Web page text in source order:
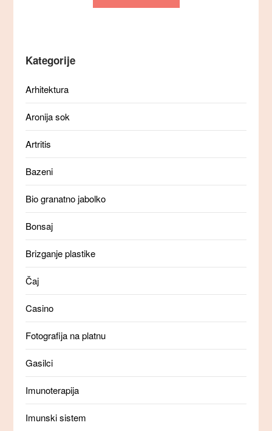
Kategorije
Arhitektura
Aronija sok
Artritis
Bazeni
Bio granatno jabolko
Bonsaj
Brizganje plastike
Čaj
Casino
Fotografija na platnu
Gasilci
Imunoterapija
Imunski sistem